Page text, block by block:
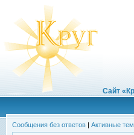
Сайт
Сообщения без ответов | Активные